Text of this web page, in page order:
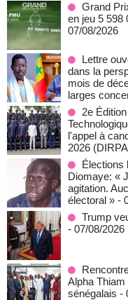
Grand
en jeu 5 598
07/08/2026
Lettre
dans la
mois de
larges
2e
l'appel à
2026
Élections
Diomaye: «
agitation.
électoral » -
Trump
- 07/08/2026
Alpha Thiam
sénégalais -